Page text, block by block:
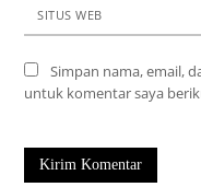
SITUS WEB
Simpan nama, email,
untuk komentar saya